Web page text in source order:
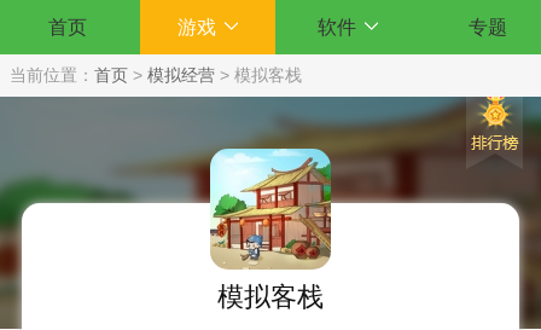
首页 游戏 软件 专题
当前位置： 首页 > 模拟经营 > 模拟客栈
模拟客栈